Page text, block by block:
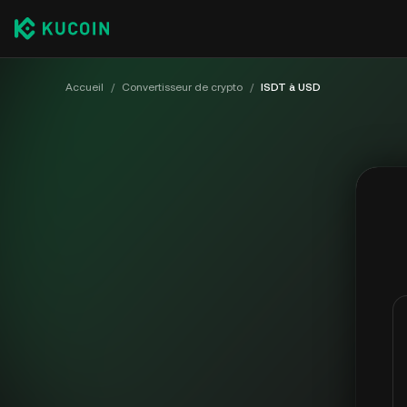
Accueil / Convertisseur de crypto / ISDT à USD